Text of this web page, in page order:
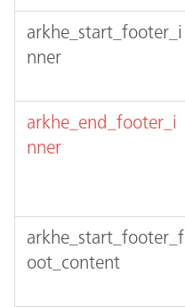
arkhe_start_footer_i
nner
arkhe_end_footer_i
nner
arkhe_start_footer_f
oot_content